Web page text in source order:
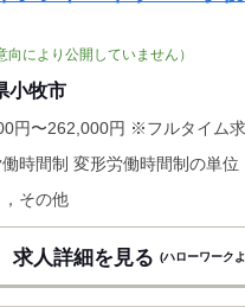
向により公開していません）
小牧市
円 ※フルタイム求人の場合は月額（換算額）、パート求人の場
その他
求人詳細を見る (ハローワーク